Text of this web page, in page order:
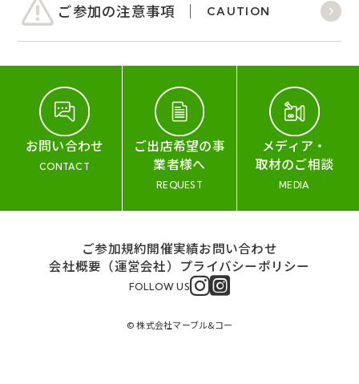
ご参加の注意事項 CAUTION
お問い合わせ
CONTACT
ご出店希望の事
業者様へ
REQUEST
メディア・
取材のご相談
MEDIA
ご参加規約開催実績お問い合わせ
会社概要（運営会社） プライバシーポリシー
FOLLOW US
© 株式会社マーブル&コー